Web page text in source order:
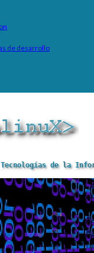
de desarrollo
de la